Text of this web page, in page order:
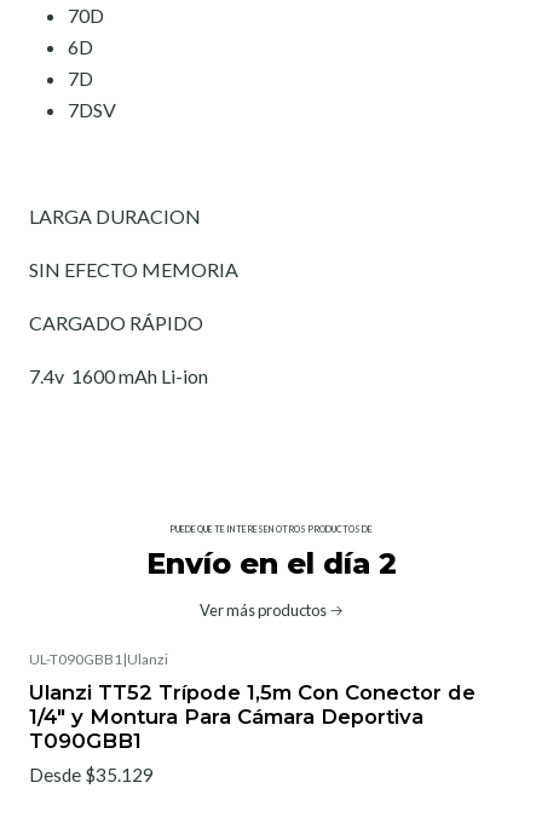
70D
6D
7D
7DSV
LARGA DURACION
SIN EFECTO MEMORIA
CARGADO RÁPIDO
7.4v 1600 mAh Li-ion
PUEDE QUE TE INTERESEN OTROS PRODUCTOS DE
Envío en el día 2
Ver más productos
UL-T090GBB1 |Ulanzi
Ulanzi TT52 Trípode 1,5m Con Conector de
1/4" y Montura Para Cámara Deportiva
T090GBB1
Desde $35.129